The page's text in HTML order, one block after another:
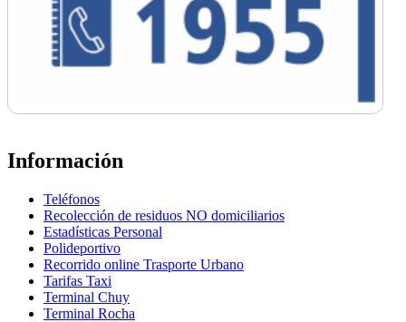
Información
Teléfonos
Recolección de residuos NO domiciliarios
Estadísticas Personal
Polideportivo
Recorrido online Trasporte Urbano
Tarifas Taxi
Terminal Chuy
Terminal Rocha